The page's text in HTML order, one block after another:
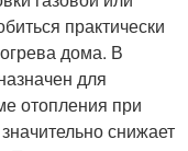
практически
дома. В
для
отопления при
снижает